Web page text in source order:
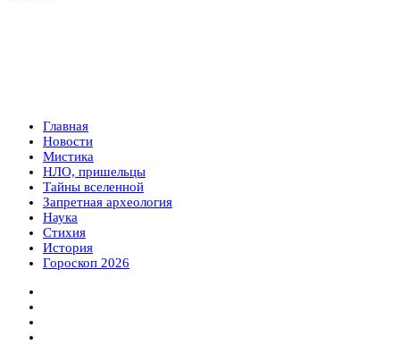
Главная
Новости
Мистика
НЛО, пришельцы
Тайны вселенной
Запретная археология
Наука
Стихия
История
Гороскоп 2026